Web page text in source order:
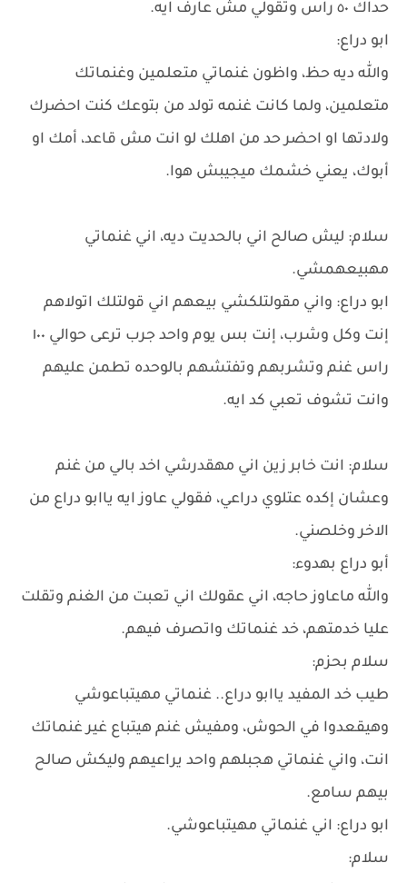
حداك ٥٠ راس وتقولي مش عارف ايه.
ابو دراع:
والله ديه حظ، واظون غنماتي متعلمين وغنماتك
متعلمين، ولما كانت غنمه تولد من بتوعك كنت احضرك
ولادتها او احضر حد من اهلك لو انت مش قاعد، أمك او
أبوك، يعني خشمك ميجيبش هوا.
سلام: ليش صالح اني بالحديت ديه، اني غنماتي
مهبيعهمشي.
ابو دراع: واني مقولتلكشي بيعهم اني قولتلك اتولاهم
إنت وكل وشرب، إنت بس يوم واحد جرب ترعى حوالي ١٠٠
راس غنم وتشربهم وتفتشهم بالوحده تطمن عليهم
وانت تشوف تعبي كد ايه.
سلام: انت خابر زين اني مهقدرشي اخد بالي من غنم
وعشان إكده عتلوي دراعي، فقولي عاوز ايه ياابو دراع من
الاخر وخلصني.
أبو دراع بهدوء:
والله ماعاوز حاجه، اني عقولك اني تعبت من الغنم وتقلت
عليا خدمتهم، خد غنماتك واتصرف فيهم.
سلام بحزم:
طيب خد المفيد ياابو دراع.. غنماتي مهيتباعوشي
وهيقعدوا في الحوش، ومفيش غنم هيتباع غير غنماتك
انت، واني غنماتي هجبلهم واحد يراعيهم وليكش صالح
بيهم سامع.
ابو دراع: اني غنماتي مهيتباعوشي.
سلام: